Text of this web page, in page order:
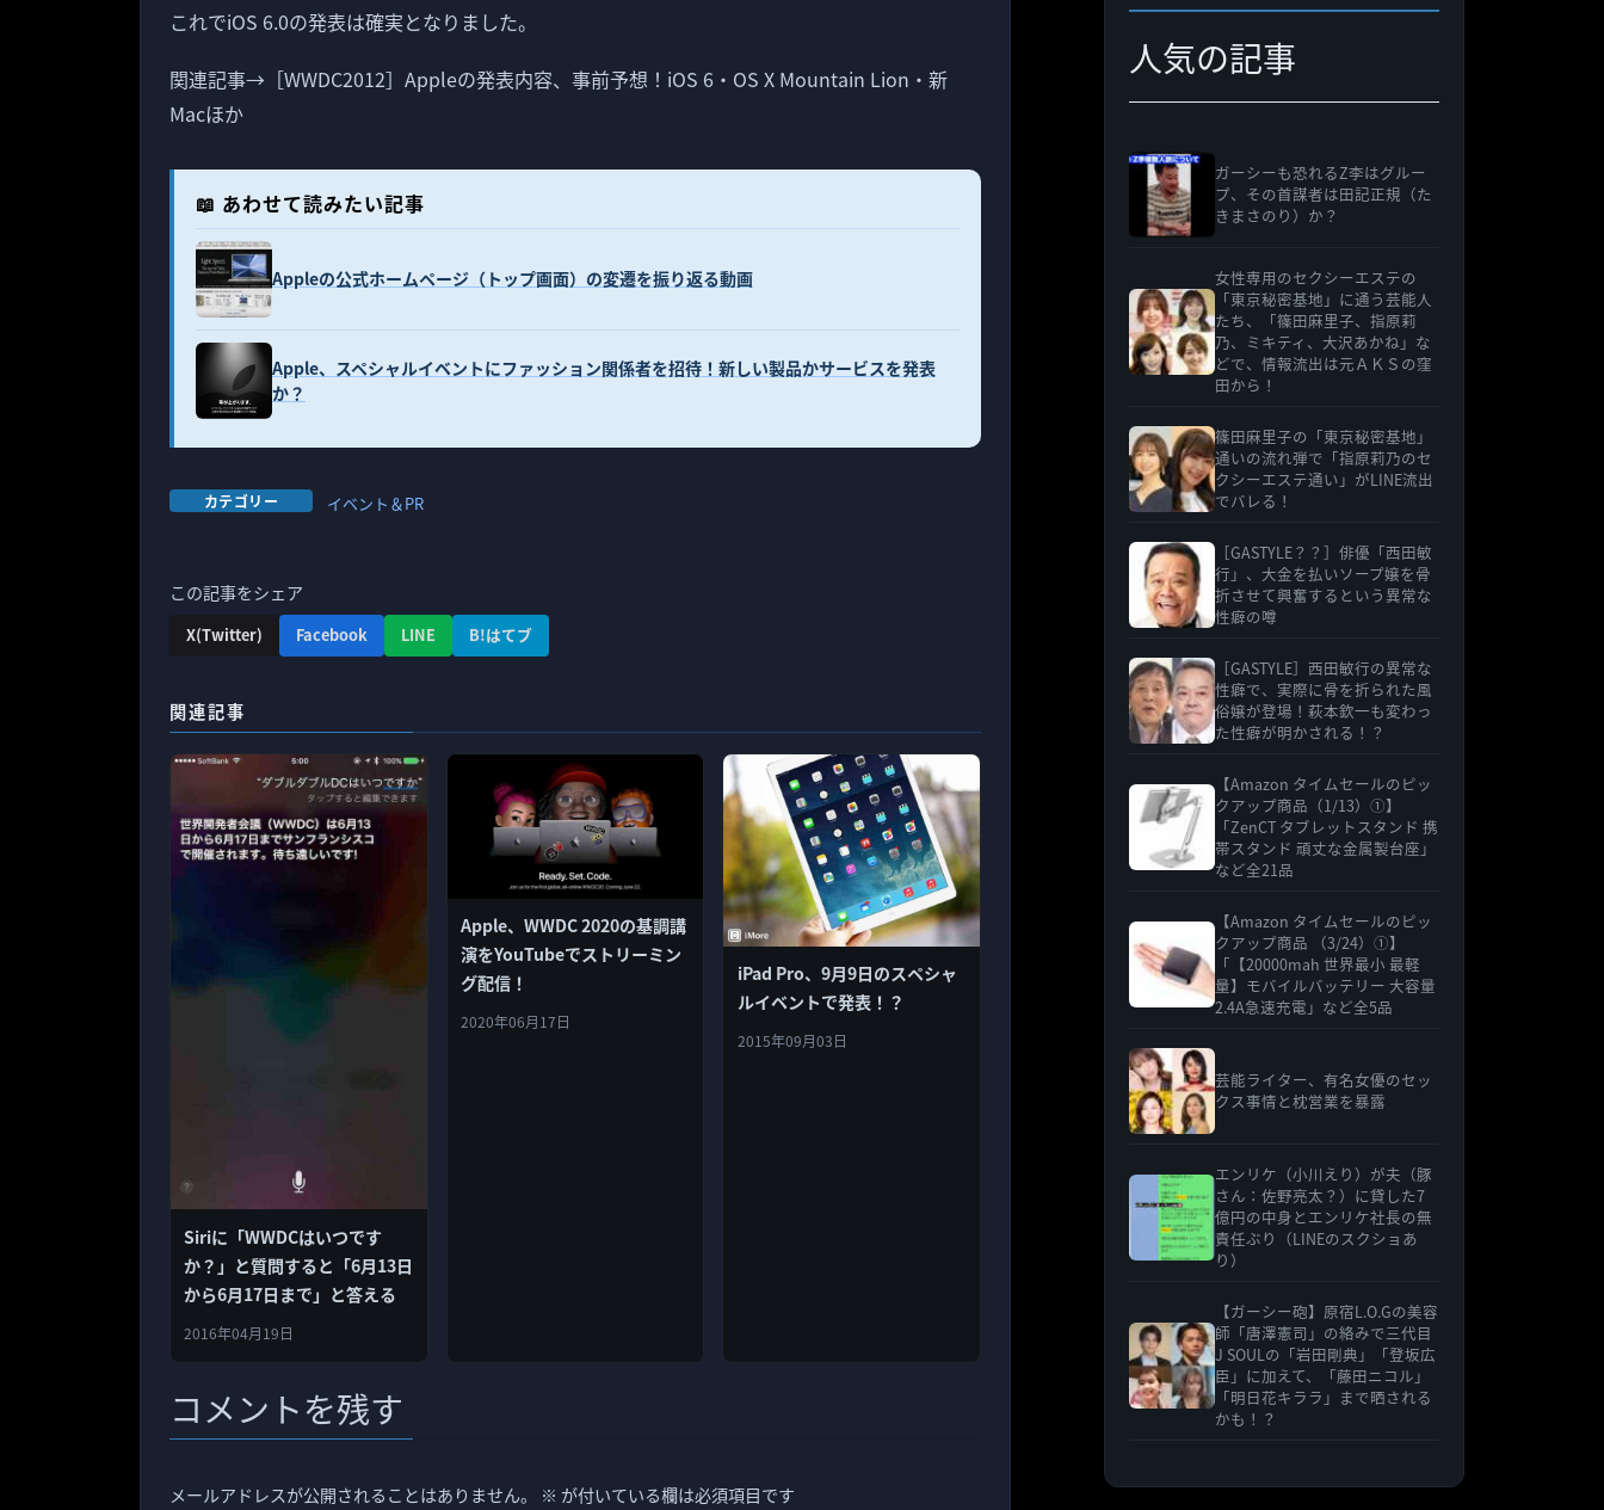
これでiOS 6.0の発表は確実となりました。
関連記事→［WWDC2012］Appleの発表内容、事前予想！iOS 6・OS X Mountain Lion・新
Macほか
📖 あわせて読みたい記事
Appleの公式ホームページ（トップ画面）の変遷を振り返る動画
Apple、スペシャルイベントにファッション関係者を招待！新しい製品かサービスを発表
か？
カテゴリー イベント＆PR
この記事をシェア
X(Twitter) Facebook LINE B!はてブ
関連記事
Siriに「WWDCはいつです
か？」と質問すると「6月13日
から6月17日まで」と答える
2016年04月19日
Apple、WWDC 2020の基調講
演をYouTubeでストリーミン
グ配信！
2020年06月17日
iPad Pro、9月9日のスペシャ
ルイベントで発表！？
2015年09月03日
コメントを残す
メールアドレスが公開されることはありません。 ※ が付いている欄は必須項目です
人気の記事
ガーシーも恐れるZ李はグルー
プ、その首謀者は田記正規（た
きまさのり）か？
女性専用のセクシーエステの
「東京秘密基地」に通う芸能人
たち、「篠田麻里子、指原莉
乃、ミキティ、大沢あかね」な
どで、情報流出は元ＡＫＳの窪
田から！
篠田麻里子の「東京秘密基地」
通いの流れ弾で「指原莉乃のセ
クシーエステ通い」がLINE流出
でバレる！
［GASTYLE？？］俳優「西田敏
行」、大金を払いソープ嬢を骨
折させて興奮するという異常な
性癖の噂
［GASTYLE］西田敏行の異常な
性癖で、実際に骨を折られた風
俗嬢が登場！萩本欽一も変わっ
た性癖が明かされる！？
【Amazon タイムセールのピッ
クアップ商品（1/13）①】
「ZenCT タブレットスタンド 携
帯スタンド 頑丈な金属製台座」
など全21品
【Amazon タイムセールのピッ
クアップ商品 （3/24）①】
「【20000mah 世界最小 最軽
量】モバイルバッテリー 大容量
2.4A急速充電」など全5品
芸能ライター、有名女優のセッ
クス事情と枕営業を暴露
エンリケ（小川えり）が夫（豚
さん：佐野亮太？）に貸した7
億円の中身とエンリケ社長の無
責任ぶり（LINEのスクショあ
り）
【ガーシー砲】原宿L.O.Gの美容
師「唐澤憲司」の絡みで三代目
J SOULの「岩田剛典」「登坂広
臣」に加えて、「藤田ニコル」
「明日花キララ」まで晒される
かも！？